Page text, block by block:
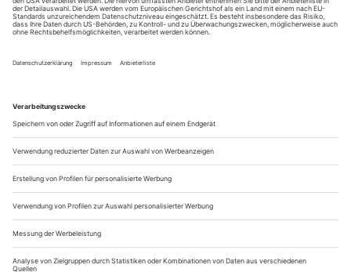
verlängert sich jeweils um einen weiteren Monat, sofern
es nicht vom Kunden auf der Seite „Mein Konto/Meine
Bestellungen“ auf www.der-theaterverlag.de gekündigt
in Kraft.
Aus steuerlichen Gründen abweichende Preise für Käufe
außerhalb Deutschlands (Endpreis vor Auslösen der Bestellung
ersichtlich)
9,99 €